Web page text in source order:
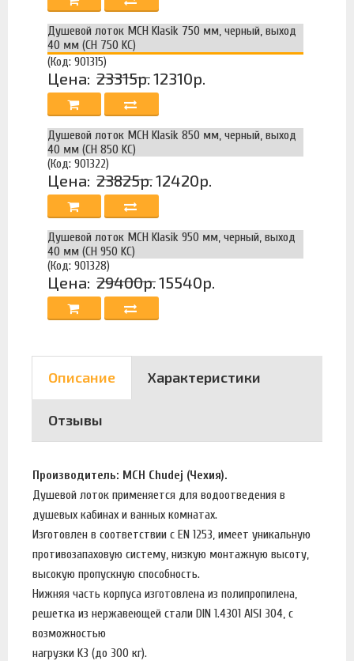
Душевой лоток MCH Klasik 750 мм, черный, выход
40 мм (CH 750 KC)
(Код: 901315)
Цена: 23315р.12310р.
Душевой лоток MCH Klasik 850 мм, черный, выход
40 мм (CH 850 KC)
(Код: 901322)
Цена: 23825р.12420р.
Душевой лоток MCH Klasik 950 мм, черный, выход
40 мм (CH 950 KC)
(Код: 901328)
Цена: 29400р.15540р.
Описание Характеристики
Отзывы
Производитель: MCH Chudej (Чехия).
Душевой лоток применяется для водоотведения в
душевых кабинах и ванных комнатах.
Изготовлен в соответствии с EN 1253, имеет уникальную
противозапаховую систему, низкую монтажную высоту,
высокую пропускную способность.
Нижняя часть корпуса изготовлена из полипропилена,
решетка из нержавеющей стали DIN 1.4301 AISI 304, с
возможностью
нагрузки K3 (до 300 кг).